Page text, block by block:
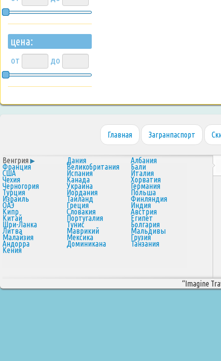
цена:
от до
Главная Загранпаспорт
Венгрия Дания Албания
Франция Великобритания Бали
США Испания Италия
Чехия Канада Хорватия
Черногория Украина Германия
Турция Иордания Польша
Израиль Таиланд Финляндия
ОАЭ Греция Индия
Кипр Словакия Австрия
Китай Португалия Египет
Шри-Ланка Тунис Болгария
Литва Маврикий Мальдивы
Малайзия Мексика Грузия
Андорра Доминикана Танзания
Кения
“Imagine